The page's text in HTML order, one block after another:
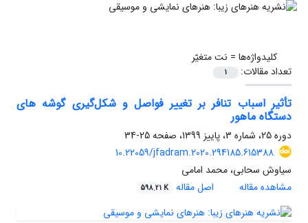
کلیدواژه‌ها = نت متغیّر
تعداد مقالات:
1
تأثیر اسباب تنافر بر تغییر فواصل و شکل‌گیری گوشه های
دستگاه ماهور
دوره 25، شماره 3، پاییز 1399، صفحه
25-34
10.22059/jfadram.2020.294185.615388
سیاوش سحابی، محمد امامی
مشاهده مقاله
اصل مقاله 598.21 K